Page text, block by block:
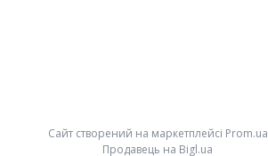
Сайт створений на маркетплейсі Prom.ua
Продавець на Bigl.ua